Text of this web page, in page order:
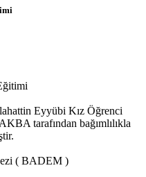
Eyyübi Kız Öğrenci
tarafından bağımlılıkla
( BADEM )